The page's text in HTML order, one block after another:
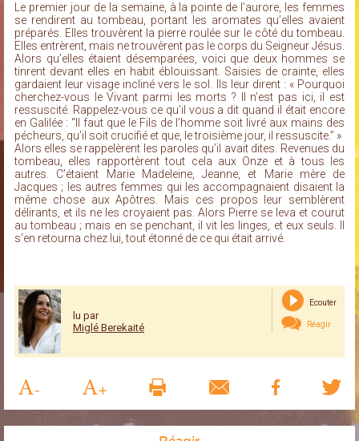
Le premier jour de la semaine, à la pointe de l’aurore, les femmes
se rendirent au tombeau, portant les aromates qu’elles avaient
préparés. Elles trouvèrent la pierre roulée sur le côté du tombeau.
Elles entrèrent, mais ne trouvèrent pas le corps du Seigneur Jésus.
Alors qu’elles étaient désemparées, voici que deux hommes se
tinrent devant elles en habit éblouissant. Saisies de crainte, elles
gardaient leur visage incliné vers le sol. Ils leur dirent : « Pourquoi
cherchez-vous le Vivant parmi les morts ? Il n’est pas ici, il est
ressuscité. Rappelez-vous ce qu’il vous a dit quand il était encore
en Galilée : “Il faut que le Fils de l’homme soit livré aux mains des
pécheurs, qu’il soit crucifié et que, le troisième jour, il ressuscite.” »
Alors elles se rappelèrent les paroles qu’il avait dites. Revenues du
tombeau, elles rapportèrent tout cela aux Onze et à tous les
autres. C’étaient Marie Madeleine, Jeanne, et Marie mère de
Jacques ; les autres femmes qui les accompagnaient disaient la
même chose aux Apôtres. Mais ces propos leur semblèrent
délirants, et ils ne les croyaient pas. Alors Pierre se leva et courut
au tombeau ; mais en se penchant, il vit les linges, et eux seuls. Il
s’en retourna chez lui, tout étonné de ce qui était arrivé.
lu par
Miglé Berekaité
Ecouter
Réagir